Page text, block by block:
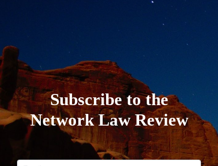
Subscribe to the
Network Law Review